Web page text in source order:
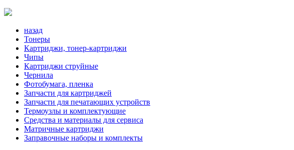
назад
Тонеры
Картриджи, тонер-картриджи
Чипы
Картриджи струйные
Чернила
Фотобумага, пленка
Запчасти для картриджей
Запчасти для печатающих устройств
Термоузлы и комплектующие
Средства и материалы для сервиса
Матричные картриджи
Заправочные наборы и комплекты